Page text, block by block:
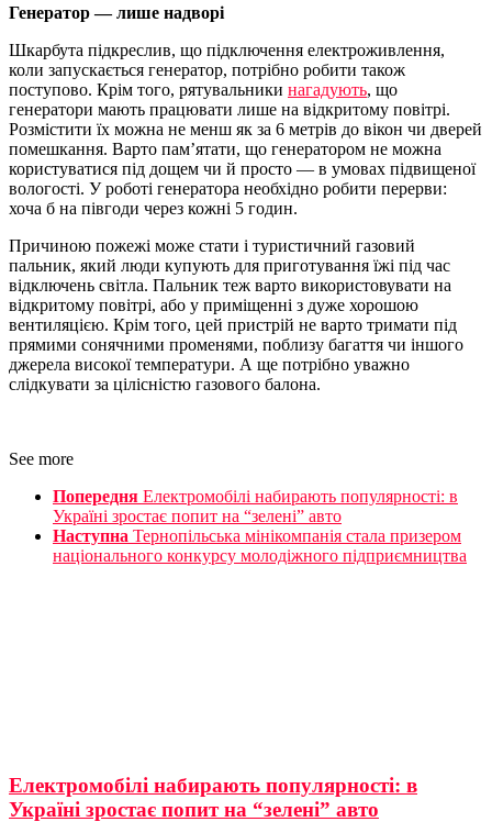
Генератор — лише надворі
Шкарбута підкреслив, що підключення електроживлення,
коли запускається генератор, потрібно робити також
поступово. Крім того, рятувальники нагадують, що
генератори мають працювати лише на відкритому повітрі.
Розмістити їх можна не менш як за 6 метрів до вікон чи дверей
помешкання. Варто пам’ятати, що генератором не можна
користуватися під дощем чи й просто — в умовах підвищеної
вологості. У роботі генератора необхідно робити перерви:
хоча б на півгоди через кожні 5 годин.
Причиною пожежі може стати і туристичний газовий
пальник, який люди купують для приготування їжі під час
відключень світла. Пальник теж варто використовувати на
відкритому повітрі, або у приміщенні з дуже хорошою
вентиляцією. Крім того, цей пристрій не варто тримати під
прямими сонячними променями, поблизу багаття чи іншого
джерела високої температури. А ще потрібно уважно
слідкувати за цілісністю газового балона.
See more
Попередня Електромобілі набирають популярності: в
Україні зростає попит на “зелені” авто
Наступна Тернопільська мінікомпанія стала призером
національного конкурсу молодіжного підприємництва
Електромобілі набирають популярності: в
Україні зростає попит на “зелені” авто